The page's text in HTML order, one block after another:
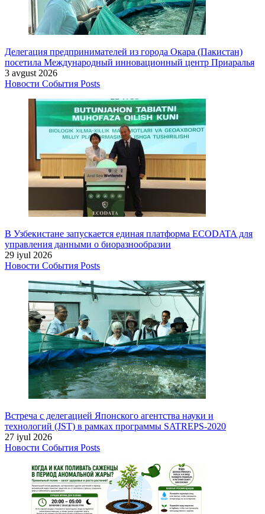
Делегация предпринимателей из города Окара (Пакистан)
посетила Международный инновационный центр Приаралья
3 avgust 2026
Новости События Posts
В Узбекистане запускается единая платформа ECODATA для
управления данными о биоразнообразии
29 iyul 2026
Новости События Posts
Встреча с делегацией Японского агентства науки и
технологий (JST) в рамках программы SATREPS-2020
27 iyul 2026
Новости События Posts